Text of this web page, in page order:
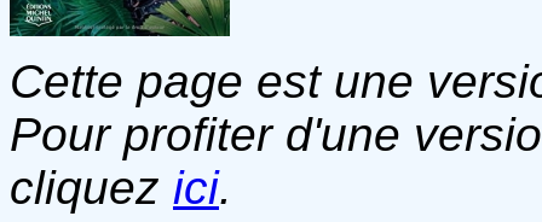
Cette page est une
Pour profiter d'une
cliquez ici.